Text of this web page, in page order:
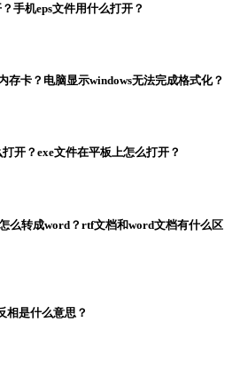
手机eps文件用什么打开？
存卡？电脑显示windows无法完成格式化？
开？exe文件在平板上怎么打开？
么转成word？rtf文档和word文档有什么区
相是什么意思？